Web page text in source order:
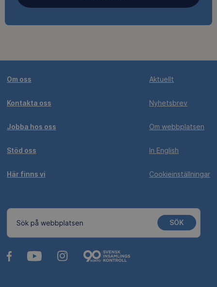
Om oss
Kontakta oss
Jobba hos oss
Stöd oss
Här finns vi
Aktuellt
Nyhetsbrev
Om webbplatsen
In English
Cookieinställningar
Sök på webbplatsen SÖK